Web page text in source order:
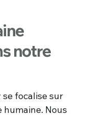
notre
focalise sur
humaine. Nous